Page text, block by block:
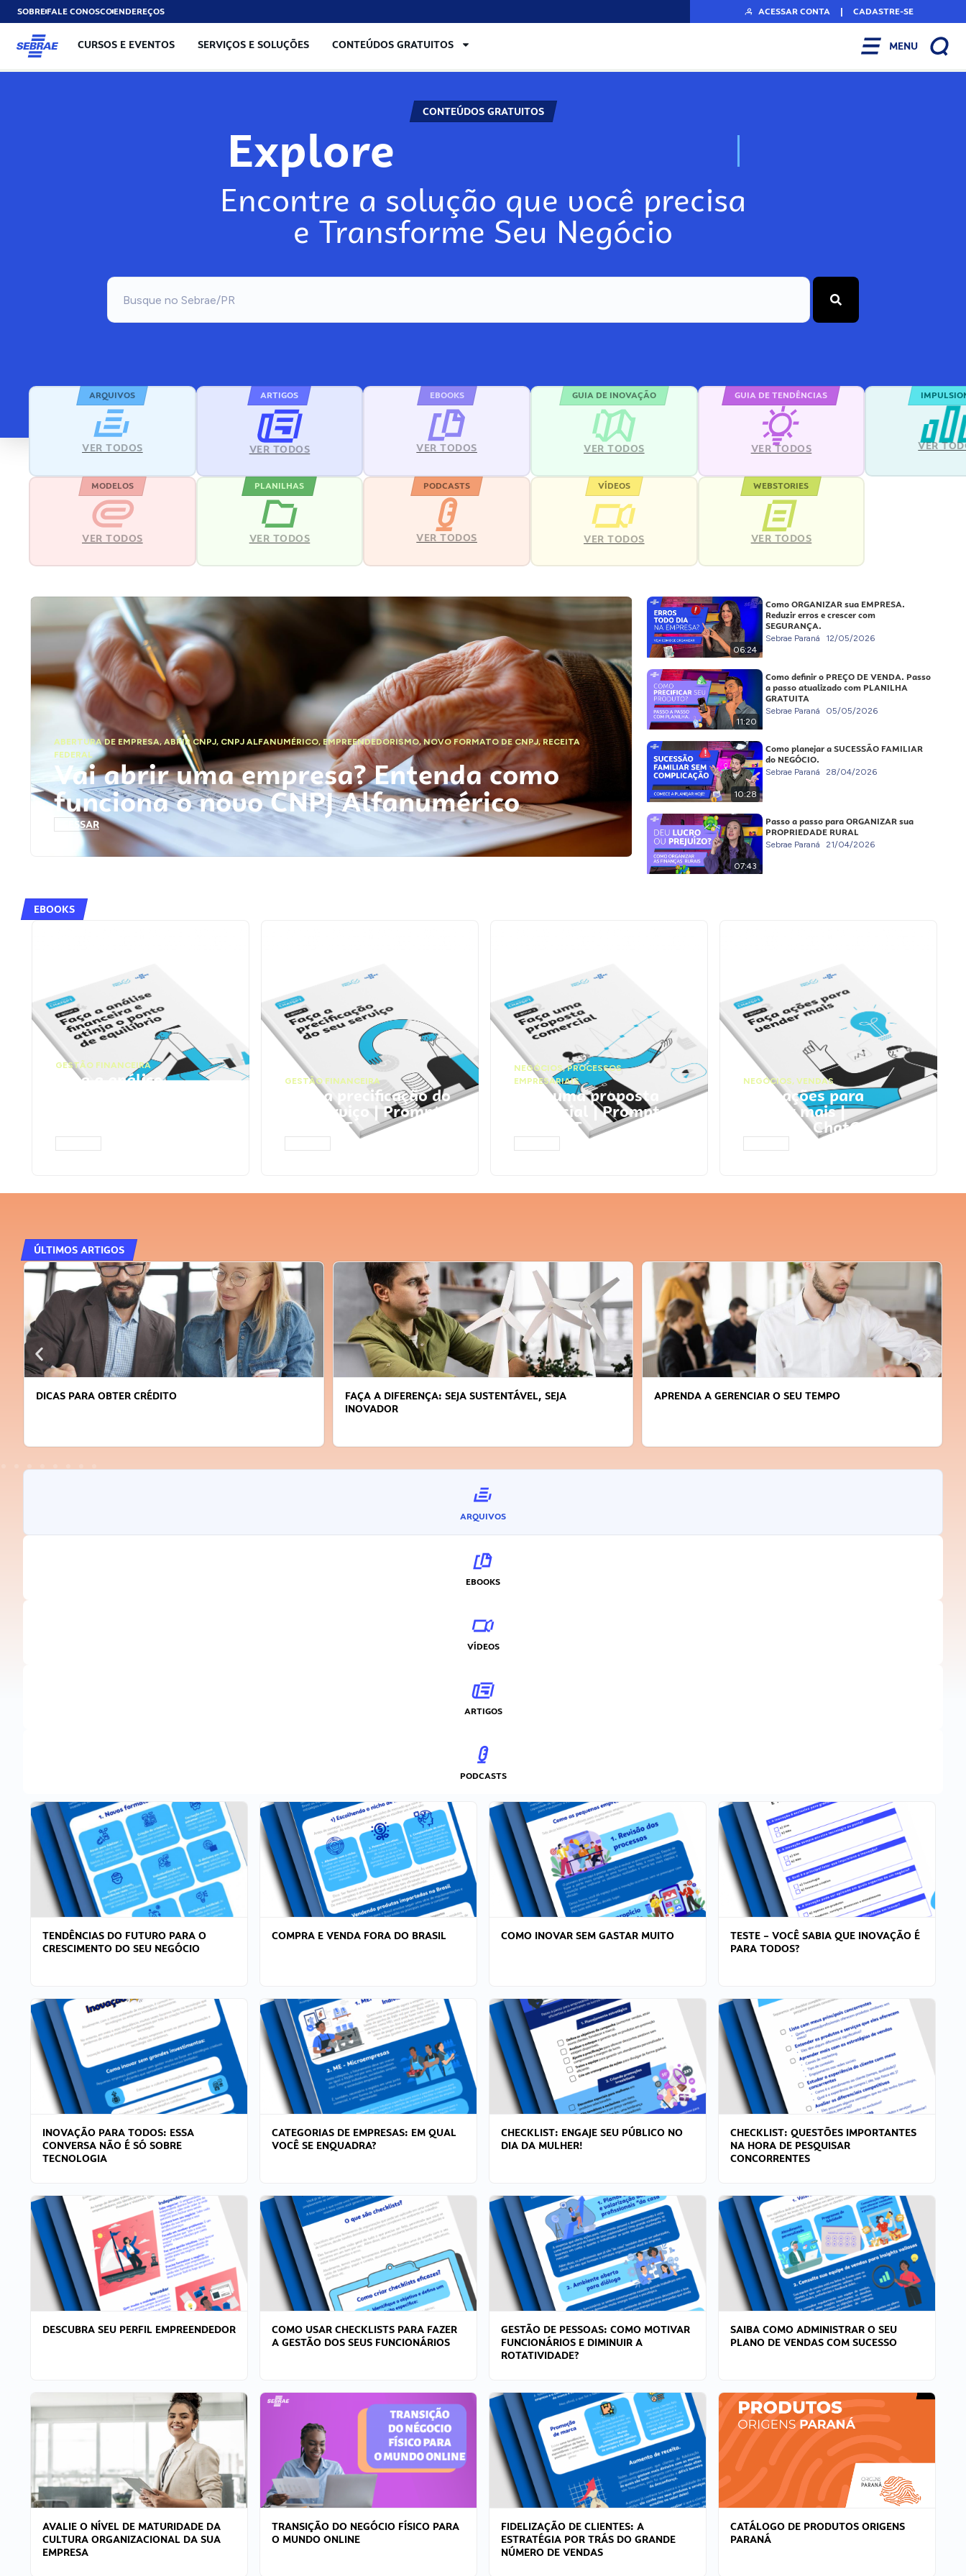
SOBREFALE CONOSCOENDEREÇOS ACESSAR CONTA | CADASTRE-SE
CURSOS E EVENTOS SERVIÇOS E SOLUÇÕES CONTEÚDOS GRATUITOS MENU
CONTEÚDOS GRATUITOS
Explore N
Encontre a solução que você precisa
e Transforme Seu Negócio
ARQUIVOS
VER TODOS
ARTIGOS
VER TODOS
EBOOKS
VER TODOS
GUIA DE INOVAÇÃO
VER TODOS
GUIA DE TENDÊNCIAS
VER TODOS VER
MODELOS
VER TODOS
PLANILHAS
VER TODOS
PODCASTS
VER TODOS
VÍDEOS
VER TODOS
WEBSTORIES
VER TODOS
ABERTURA DE EMPRESA,ABRIR CNPJ, CNPJ ALFANUMÉRICO, EMPREENDEDORISMO,NOVO FORMATO DE CNPJ,RECEITA
FEDERAL
Vai abrir uma empresa? Entenda como
funciona o novo CNPJ Alfanumérico
ACESSAR
06:24
Como ORGANIZAR sua EMPRESA.
Reduzir erros e crescer com
SEGURANÇA.
Sebrae Paraná 12/05/2026
11:20
Como definir o PREÇO DE VENDA. Passo
a passo atualizado com PLANILHA
GRATUITA
Sebrae Paraná 05/05/2026
10:28
Como planejar a SUCESSÃO FAMILIAR
do NEGÓCIO.
Sebrae Paraná 28/04/2026
07:43
Passo a passo para ORGANIZAR sua
PROPRIEDADE RURAL
Sebrae Paraná 21/04/2026
EBOOKS
GESTÃO FINANCEIRA
Faça a análise GESTÃO FINANCEIRA
Faça a precificação do
seu serviço | Prompts
ChatGPT
NEGÓCIOS,PROCESSOS
EMPRESARIAIS
Faça uma proposta
comercial | Prompts
ChatGPT
NEGÓCIOS, VENDAS
Faça ações para
vender mais |
Prompts ChatGPT
ÚLTIMOS ARTIGOS
DICAS PARA OBTER CRÉDITO
FAÇA A DIFERENÇA: SEJA SUSTENTÁVEL, SEJA
INOVADOR
APRENDA A GERENCIAR O SEU TEMPO
ARQUIVOS
EBOOKS
VÍDEOS
ARTIGOS
PODCASTS
TENDÊNCIAS DO FUTURO PARA O
CRESCIMENTO DO SEU NEGÓCIO
COMPRA E VENDA FORA DO BRASIL COMO INOVAR SEM GASTAR MUITO
TESTE – VOCÊ SABIA QUE INOVAÇÃO É
PARA TODOS?
INOVAÇÃO PARA TODOS: ESSA
CONVERSA NÃO É SÓ SOBRE
TECNOLOGIA
CATEGORIAS DE EMPRESAS: EM QUAL
VOCÊ SE ENQUADRA?
CHECKLIST: ENGAJE SEU PÚBLICO NO
DIA DA MULHER!
CHECKLIST: QUESTÕES IMPORTANTES
NA HORA DE PESQUISAR
CONCORRENTES
DESCUBRA SEU PERFIL EMPREENDEDOR
COMO USAR CHECKLISTS PARA FAZER
A GESTÃO DOS SEUS FUNCIONÁRIOS
GESTÃO DE PESSOAS: COMO MOTIVAR
FUNCIONÁRIOS E DIMINUIR A
ROTATIVIDADE?
SAIBA COMO ADMINISTRAR O SEU
PLANO DE VENDAS COM SUCESSO
AVALIE O NÍVEL DE MATURIDADE DA
CULTURA ORGANIZACIONAL DA SUA
EMPRESA
TRANSIÇÃO DO NEGÓCIO FÍSICO PARA
O MUNDO ONLINE
FIDELIZAÇÃO DE CLIENTES: A
ESTRATÉGIA POR TRÁS DO GRANDE
NÚMERO DE VENDAS
CATÁLOGO DE PRODUTOS ORIGENS
PARANÁ